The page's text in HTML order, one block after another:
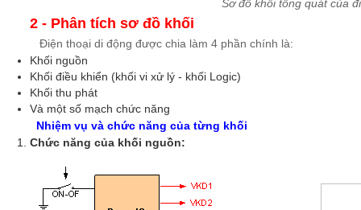
Sơ đồ khối tổng quát của
2 - Phân tích sơ đồ khối
Điện thoại di động được chia làm 4 phần chính là:
Khối nguồn
Khối điều khiển (khối vi xử lý - khối Logic)
Khối thu phát
Và một số mạch chức năng
Nhiệm vụ và chức năng của từng khối
Chức năng của khối nguồn: